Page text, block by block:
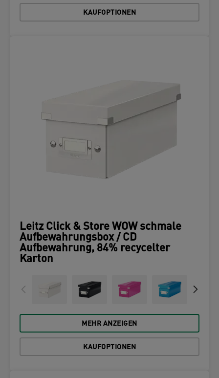
KAUFOPTIONEN
Leitz Click & Store WOW schmale
Aufbewahrungsbox / CD
Aufbewahrung, 84% recycelter
Karton
MEHR ANZEIGEN
KAUFOPTIONEN